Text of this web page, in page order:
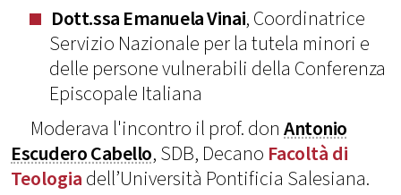
Dott.ssa Emanuela Vinai, Coordinatrice
Servizio Nazionale per la tutela minori e
delle persone vulnerabili della Conferenza
Episcopale Italiana
Moderava l'incontro il prof. donAntonio
Escudero Cabello, SDB, Decano Facoltà di
Teologiadell’Università Pontificia Salesiana.